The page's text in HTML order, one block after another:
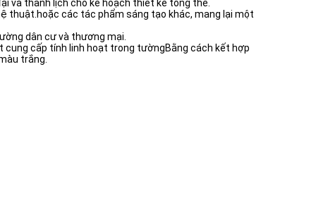
và thanh lịch cho kế hoạch thiết kế tổng thể.
thuật.hoặc các tác phẩm sáng tạo khác, mang lại một
dân cư và thương mại.
cung cấp tính linh hoạt trong tườngBằng cách kết hợp
trắng.